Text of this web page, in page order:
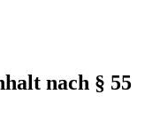
nach § 55